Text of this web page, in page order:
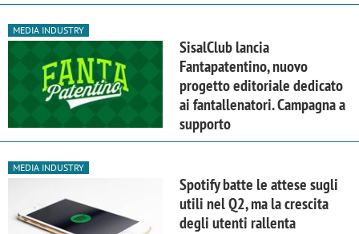
MEDIA INDUSTRY
SisalClub lancia
Fantapatentino, nuovo
progetto editoriale dedicato
ai fantallenatori. Campagna a
supporto
MEDIA INDUSTRY
Spotify batte le attese sugli
utili nel Q2, ma la crescita
degli utenti rallenta